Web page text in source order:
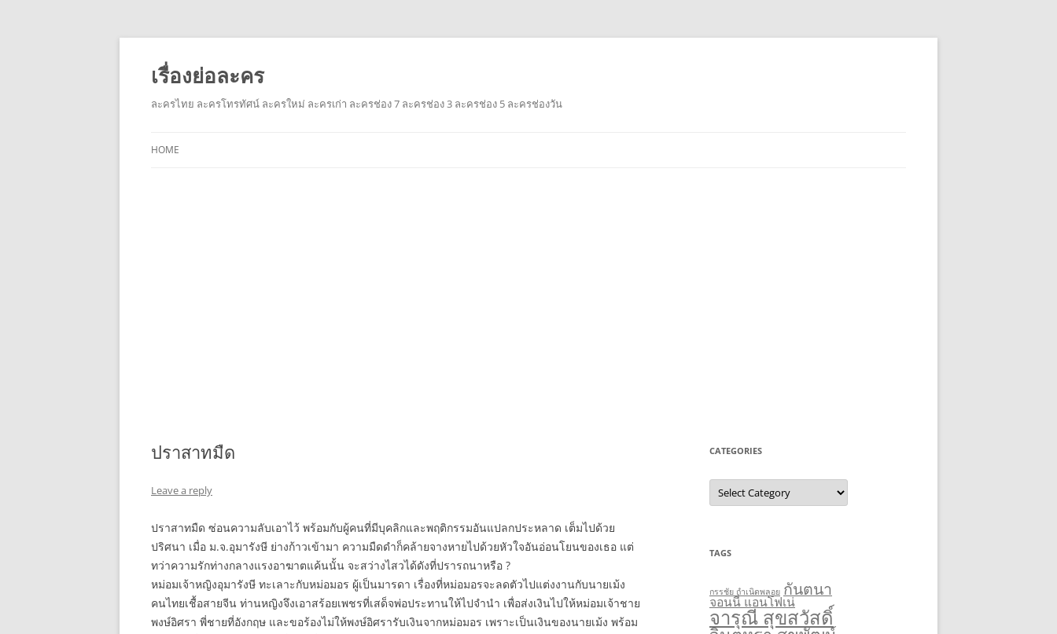
เรื่องย่อละคร
ละครไทย ละครโทรทัศน์ ละครใหม่ ละครเก่า ละครช่อง 7 ละครช่อง 3 ละครช่อง 5 ละครช่องวัน
HOME
ปราสาทมืด
Leave a reply
ปราสาทมืด ซ่อนความลับเอาไว้ พร้อมกับผู้คนที่มีบุคลิกและพฤติกรรมอันแปลกประหลาด เต็มไปด้วย
ปริศนา เมื่อ ม.จ.อุมารังษี ย่างก้าวเข้ามา ความมืดดำก็คล้ายจางหายไปด้วยหัวใจอันอ่อนโยนของเธอ แต่
ทว่าความรักท่างกลางแรงอาฆาตแค้นนั้น จะสว่างไสวได้ดังที่ปรารถนาหรือ ?
หม่อมเจ้าหญิงอุมารังษี ทะเลาะกับหม่อมอร ผู้เป็นมารดา เรื่องที่หม่อมอรจะลดตัวไปแต่งงานกับนายเม้ง
คนไทยเชื้อสายจีน ท่านหญิงจึงเอาสร้อยเพชรที่เสด็จพ่อประทานให้ไปจำนำ เพื่อส่งเงินไปให้หม่อมเจ้าชาย
พงษ์อิศรา พี่ชายที่อังกฤษ และขอร้องไม่ให้พงษ์อิศรารับเงินจากหม่อมอร เพราะเป็นเงินของนายเม้ง พร้อม
CATEGORIES
Categories
TAGS
กรรชัย กำเนิดพลอย กันตนา
จอนนี่ แอนโฟเน่
จารุณี สุขสวัสดิ์